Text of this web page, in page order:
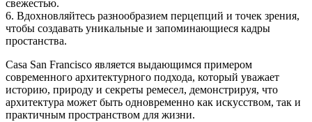
свежестью.
6. Вдохновляйтесь разнообразием перцепций и точек зрения,
чтобы создавать уникальные и запоминающиеся кадры
простанства.
Casa San Francisco является выдающимся примером
современного архитектурного подхода, который уважает
историю, природу и секреты ремесел, демонстрируя, что
архитектура может быть одновременно как искусством, так и
практичным пространством для жизни.